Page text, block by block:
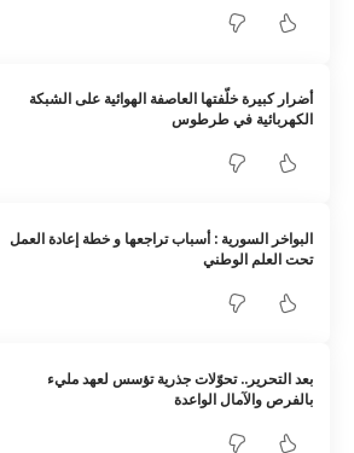
أضرار كبيرة خلّفتها العاصفة الهوائية على الشبكة
الكهربائية في طرطوس
البواخر السورية : أسباب تراجعها و خطة إعادة العمل
تحت العلم الوطني
بعد التحرير.. تحوّلات جذرية تؤسس لعهد مليء
بالفرص والآمال الواعدة